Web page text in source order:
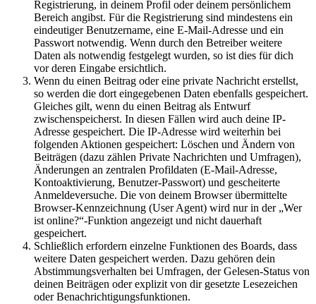
Registrierung, in deinem Profil oder deinem persönlichem
Bereich angibst. Für die Registrierung sind mindestens ein
eindeutiger Benutzername, eine E-Mail-Adresse und ein
Passwort notwendig. Wenn durch den Betreiber weitere
Daten als notwendig festgelegt wurden, so ist dies für dich
vor deren Eingabe ersichtlich.
Wenn du einen Beitrag oder eine private Nachricht erstellst,
so werden die dort eingegebenen Daten ebenfalls gespeichert.
Gleiches gilt, wenn du einen Beitrag als Entwurf
zwischenspeicherst. In diesen Fällen wird auch deine IP-
Adresse gespeichert. Die IP-Adresse wird weiterhin bei
folgenden Aktionen gespeichert: Löschen und Ändern von
Beiträgen (dazu zählen Private Nachrichten und Umfragen),
Änderungen an zentralen Profildaten (E-Mail-Adresse,
Kontoaktivierung, Benutzer-Passwort) und gescheiterte
Anmeldeversuche. Die von deinem Browser übermittelte
Browser-Kennzeichnung (User Agent) wird nur in der „Wer
ist online?“-Funktion angezeigt und nicht dauerhaft
gespeichert.
Schließlich erfordern einzelne Funktionen des Boards, dass
weitere Daten gespeichert werden. Dazu gehören dein
Abstimmungsverhalten bei Umfragen, der Gelesen-Status von
deinen Beiträgen oder explizit von dir gesetzte Lesezeichen
oder Benachrichtigungsfunktionen.